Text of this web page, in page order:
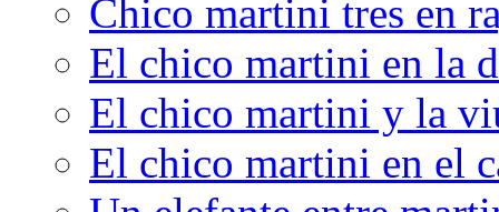
Chico martini tres en
El chico martini en la
El chico martini y la
El chico martini en el